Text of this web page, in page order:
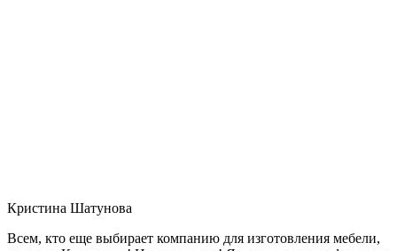
Кристина Шатунова
Всем, кто еще выбирает компанию для изготовления мебели,